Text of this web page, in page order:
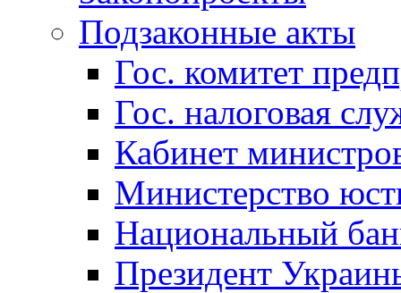
Подзаконные акты
Гос. комитет
Гос. налоговая
Кабинет
Министерство
Национальный
Президент